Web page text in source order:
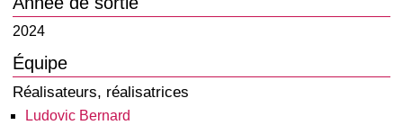
2024
Équipe
Réalisateurs, réalisatrices
Ludovic Bernard